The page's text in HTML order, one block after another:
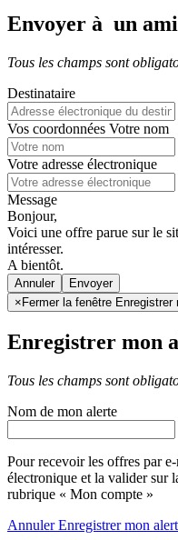
Envoyer à un ami
Tous les champs sont
Destinataire
Vos coordonnées Votre nom
Votre adresse électronique
Message
Bonjour,
Voici une offre parue sur le
intéresser.
A bientôt.
Annuler
× Fermer la fenêtre Enregistrer
Enregistrer mon
Tous les champs sont
Nom de mon alerte
Pour recevoir les offres par
électronique et la valider sur
rubrique « Mon compte »
AnnulerEnregistrer mon